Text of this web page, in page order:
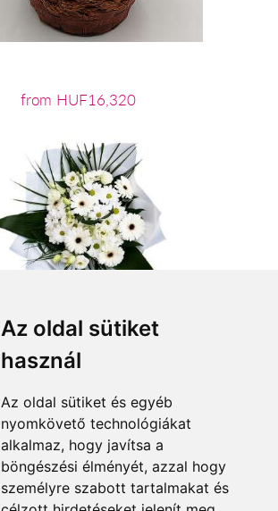
Az oldal sütiket
használ
Az oldal sütiket és egyéb
nyomkövető technológiákat
alkalmaz, hogy javítsa a
böngészési élményét, azzal hogy
személyre szabott tartalmakat és
from HUF16,320
from HUF18,800
Accepted payment methods